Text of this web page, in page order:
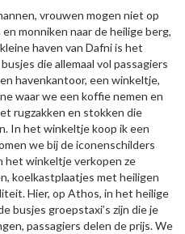
vrouwen mogen niet op
monniken naar de heilige berg,
haven van Dafni is het
die allemaal vol passagiers
havenkantoor, een winkeltje,
waar we een koffie nemen en
rugzakken en stokken die
In het winkeltje koop ik een
we bij de iconenschilders
het winkeltje verkopen ze
koelkastplaatjes met heiligen
Hier, op Athos, in het heilige
busjes groepstaxi’s zijn die je
passagiers delen de prijs. We